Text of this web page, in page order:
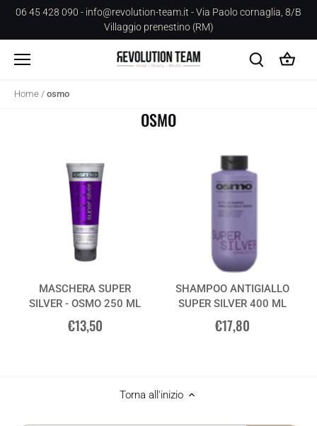
Salta06 45 428 090 - info@revolution-team.it - Via Paolo cornaglia, 8/B
Villaggio prenestino (RM)
Home / osmo
OSMO
MASCHERA SUPER
SILVER - OSMO 250 ML
€13,50
SHAMPOO ANTIGIALLO
SUPER SILVER 400 ML
€17,80
Torna all'inizio